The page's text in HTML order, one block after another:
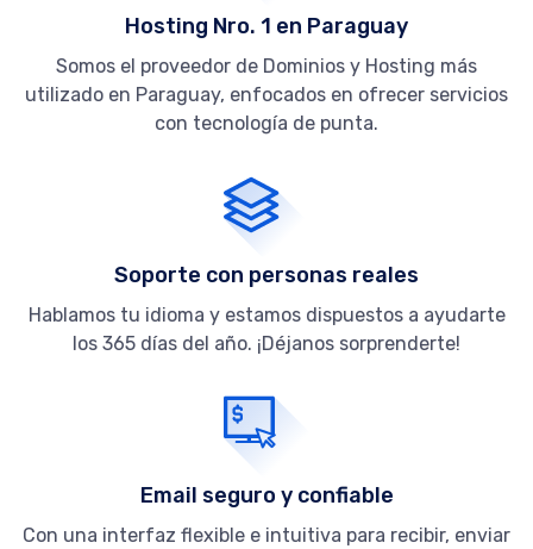
Hosting Nro. 1 en Paraguay
Somos el proveedor de Dominios y Hosting más
utilizado en Paraguay, enfocados en ofrecer servicios
con tecnología de punta.
Soporte con personas reales
Hablamos tu idioma y estamos dispuestos a ayudarte
los 365 días del año. ¡Déjanos sorprenderte!
Email seguro y confiable
Con una interfaz flexible e intuitiva para recibir, enviar